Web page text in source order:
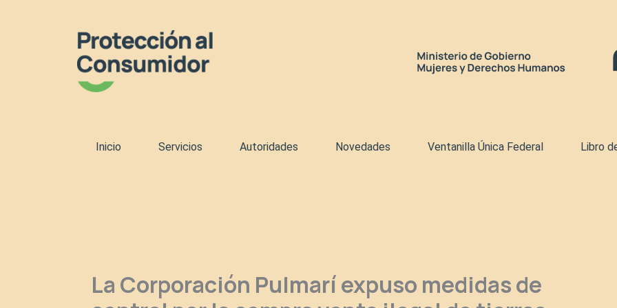
Inicio Servicios Autoridades Novedades Ventanilla Única Federal Libro
La Corporación Pulmarí expuso medidas de